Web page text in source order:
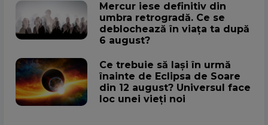
Mercur iese definitiv din
umbra retrogradă. Ce se
deblochează în viața ta după
6 august?
Ce trebuie să lași în urmă
înainte de Eclipsa de Soare
din 12 august? Universul face
loc unei vieți noi